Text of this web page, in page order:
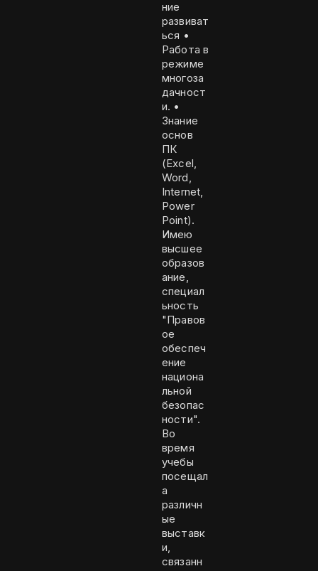
ние
развиват
ься •
Работа в
режиме
многоза
дачност
и. •
Знание
основ
ПК
(Excel,
Word,
Internet,
Power
Point).
Имею
высшее
образов
ание,
специал
ьность
"Правов
ое
обеспеч
ение
национа
льной
безопас
ности".
Во
время
учебы
посещал
а
различн
ые
выставк
и,
связанн